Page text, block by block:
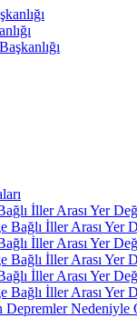
İller Arası Yer
Bağlı İller Arası Yer
İller Arası Yer
Bağlı İller Arası Yer
İller Arası Yer
Bağlı İller Arası Yer
Depremler